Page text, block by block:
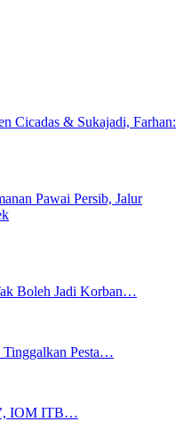
Cicadas & Sukajadi, Farhan:
Pawai Persib, Jalur
Boleh Jadi Korban…
Tinggalkan Pesta…
IOM ITB…